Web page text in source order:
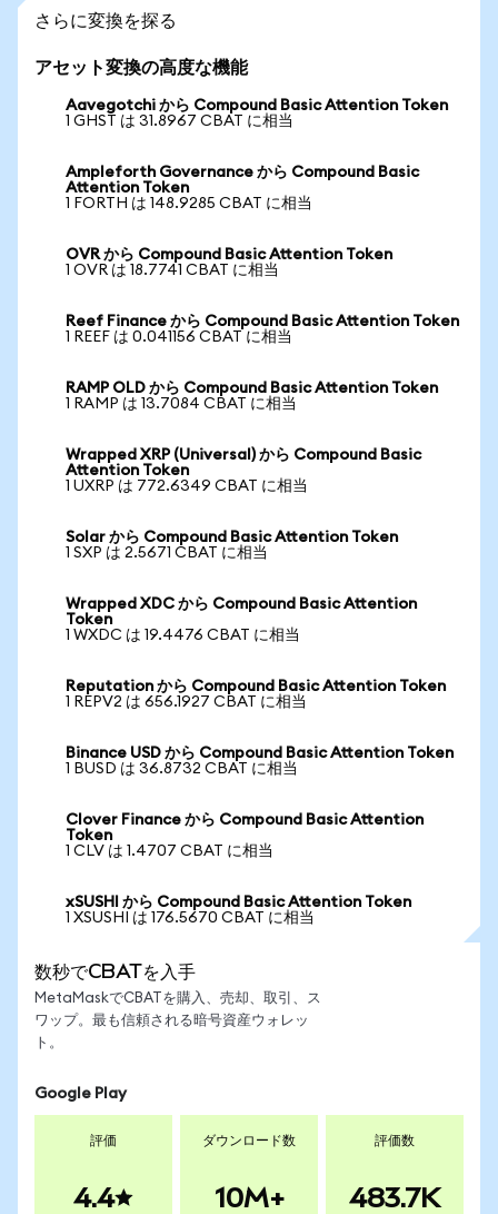
さらに変換を探る
アセット変換の高度な機能
Aavegotchi から Compound Basic Attention Token
1 GHST は 31.8967 CBAT に相当
Ampleforth Governance から Compound Basic
Attention Token
1 FORTH は 148.9285 CBAT に相当
OVR から Compound Basic Attention Token
1 OVR は 18.7741 CBAT に相当
Reef Finance から Compound Basic Attention Token
1 REEF は 0.041156 CBAT に相当
RAMP OLD から Compound Basic Attention Token
1 RAMP は 13.7084 CBAT に相当
Wrapped XRP (Universal) から Compound Basic
Attention Token
1 UXRP は 772.6349 CBAT に相当
Solar から Compound Basic Attention Token
1 SXP は 2.5671 CBAT に相当
Wrapped XDC から Compound Basic Attention
Token
1 WXDC は 19.4476 CBAT に相当
Reputation から Compound Basic Attention Token
1 REPV2 は 656.1927 CBAT に相当
Binance USD から Compound Basic Attention Token
1 BUSD は 36.8732 CBAT に相当
Clover Finance から Compound Basic Attention
Token
1 CLV は 1.4707 CBAT に相当
xSUSHI から Compound Basic Attention Token
1 XSUSHI は 176.5670 CBAT に相当
数秒でCBATを入手
MetaMaskでCBATを購入、売却、取引、ス
ワップ。最も信頼される暗号資産ウォレッ
ト。
Google Play
評価
4.4
ダウンロード数
10M+
評価数
483.7K